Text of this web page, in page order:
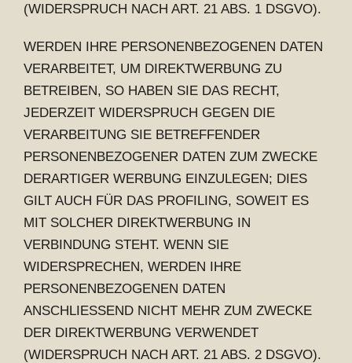
(WIDERSPRUCH NACH ART. 21 ABS. 1 DSGVO).
WERDEN IHRE PERSONENBEZOGENEN DATEN
VERARBEITET, UM DIREKTWERBUNG ZU
BETREIBEN, SO HABEN SIE DAS RECHT,
JEDERZEIT WIDERSPRUCH GEGEN DIE
VERARBEITUNG SIE BETREFFENDER
PERSONENBEZOGENER DATEN ZUM ZWECKE
DERARTIGER WERBUNG EINZULEGEN; DIES
GILT AUCH FÜR DAS PROFILING, SOWEIT ES
MIT SOLCHER DIREKTWERBUNG IN
VERBINDUNG STEHT. WENN SIE
WIDERSPRECHEN, WERDEN IHRE
PERSONENBEZOGENEN DATEN
ANSCHLIESSEND NICHT MEHR ZUM ZWECKE
DER DIREKTWERBUNG VERWENDET
(WIDERSPRUCH NACH ART. 21 ABS. 2 DSGVO).